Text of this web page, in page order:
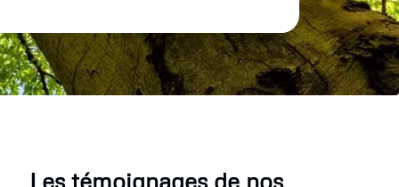
Les témoignages de nos